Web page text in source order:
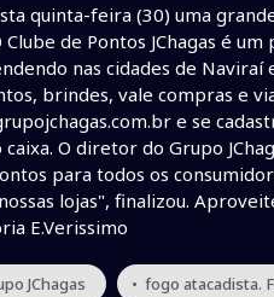
quinta-feira (30) uma
Clube de Pontos JChagas é
nas cidades de
brindes, vale compras e
e se
O diretor do Grupo
para todos os
lojas", finalizou.
E.Verissimo
JChagas • fogo atacadista.